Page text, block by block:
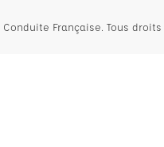
Française. Tous